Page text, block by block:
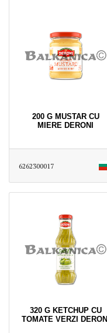
200 G MUSTAR CU
MIERE DERONI
6262300017
320 G KETCHUP CU
TOMATE VERZI DERONI